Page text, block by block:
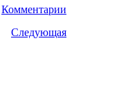
Комментарии
Следующая